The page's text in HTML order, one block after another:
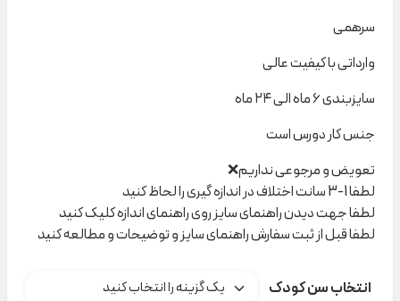
سرهمی
وارداتی با کیفیت عالی
سایزبندی ۶ ماه الی ۲۴ ماه
جنس کار دورس است
تعویض و مرجوعی نداریم❌
لطفا 1-3 سانت اختلاف در اندازه گیری را لحاظ کنید
لطفا جهت دیدن راهنمای سایز روی راهنمای اندازه کلیک کنید
لطفا قبل از ثبت سفارش راهنمای سایز و توضیحات و مطالعه کنید
انتخاب سن کودک